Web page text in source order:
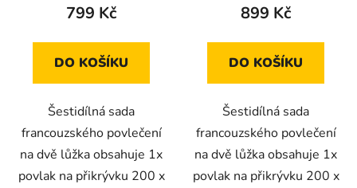
799 Kč
DO KOŠÍKU
Šestidílná sada
francouzského povlečení
na dvě lůžka obsahuje 1x
povlak na přikrývku 200 x
899 Kč
DO KOŠÍKU
Šestidílná sada
francouzského povlečení
na dvě lůžka obsahuje 1x
povlak na přikrývku 200 x